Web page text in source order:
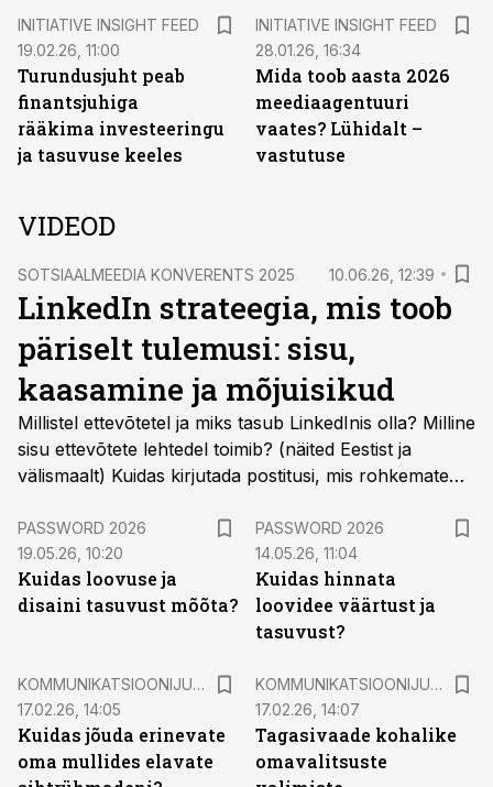
INITIATIVE INSIGHT FEED
19.02.26, 11:00
Turundusjuht peab
finantsjuhiga
rääkima investeeringu
ja tasuvuse keeles
INITIATIVE INSIGHT FEED
28.01.26, 16:34
Mida toob aasta 2026
meediaagentuuri
vaates? Lühidalt –
vastutuse
VIDEOD
SOTSIAALMEEDIA KONVERENTS 2025 10.06.26, 12:39
LinkedIn strateegia, mis toob
päriselt tulemusi: sisu,
kaasamine ja mõjuisikud
Millistel ettevõtetel ja miks tasub LinkedInis olla? Milline
sisu ettevõtete lehtedel toimib? (näited Eestist ja
välismaalt) Kuidas kirjutada postitusi, mis rohkemate
Influencer turundus LinkedInis (näited B2B ja B2C
kampaaniatest) Marelle Ellen, ettevõtja
PASSWORD 2026
19.05.26, 10:20
Kuidas loovuse ja
disaini tasuvust mõõta?
PASSWORD 2026
14.05.26, 11:04
Kuidas hinnata
loovidee väärtust ja
tasuvust?
KOMMUNIKATSIOONIJUHTIMISE AASTAKONVERENTS 2025
17.02.26, 14:05
Kuidas jõuda erinevate
oma mullides elavate
KOMMUNIKATSIOONIJUHTIMISE AASTAKONVERENTS 2025
17.02.26, 14:07
Tagasivaade kohalike
omavalitsuste